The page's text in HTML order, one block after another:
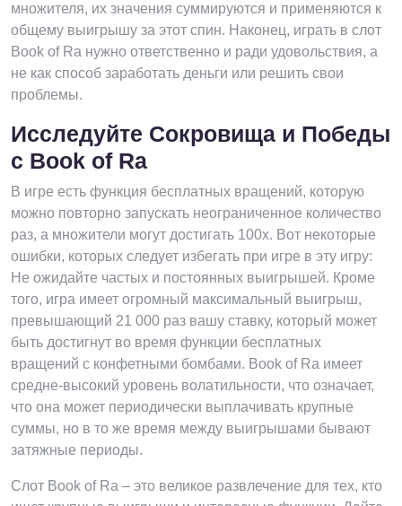
множителя, их значения суммируются и применяются к
общему выигрышу за этот спин. Наконец, играть в слот
Book of Ra нужно ответственно и ради удовольствия, а
не как способ заработать деньги или решить свои
проблемы.
Исследуйте Сокровища и Победы
с Book of Ra
В игре есть функция бесплатных вращений, которую
можно повторно запускать неограниченное количество
раз, а множители могут достигать 100x. Вот некоторые
ошибки, которых следует избегать при игре в эту игру:
Не ожидайте частых и постоянных выигрышей. Кроме
того, игра имеет огромный максимальный выигрыш,
превышающий 21 000 раз вашу ставку, который может
быть достигнут во время функции бесплатных
вращений с конфетными бомбами. Book of Ra имеет
средне-высокий уровень волатильности, что означает,
что она может периодически выплачивать крупные
суммы, но в то же время между выигрышами бывают
затяжные периоды.
Слот Book of Ra – это великое развлечение для тех, кто